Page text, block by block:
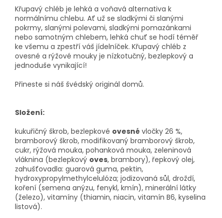
Křupavý chléb je lehká a voňavá alternativa k
normálnímu chlebu. Ať už se sladkými či slanými
pokrmy, slanými polevami, sladkými pomazánkami
nebo samotným chlebem, lehká chuť se hodí téměř
ke všemu a zpestří váš jídelníček. Křupavý chléb z
ovesné a rýžové mouky je nízkotučný, bezlepkový a
jednoduše vynikající!
Přineste si náš švédský originál domů.
Složení:
kukuřičný škrob, bezlepkové ovesné vločky 26 %,
bramborový škrob, modifikovaný bramborový škrob,
cukr, rýžová mouka, pohanková mouka, zeleninová
vláknina (bezlepkový oves, brambory), řepkový olej,
zahušťovadla: guarová guma, pektin,
hydroxypropylmethylcelulóza; jodizovaná sůl, droždí,
koření (semena anýzu, fenykl, kmín), minerální látky
(železo), vitamíny (thiamin, niacin, vitamín B6, kyselina
listová).